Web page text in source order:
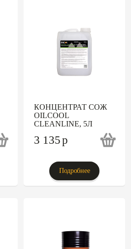
КОНЦЕНТРАТ СОЖ
OILCOOL
CLEANLINE, 5Л
3 135p
Подробнее